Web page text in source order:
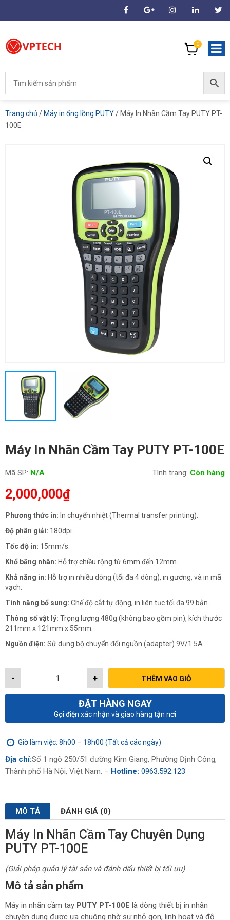
0
Trang chủ / Máy in ống lồng PUTY/ Máy In Nhãn Cầm Tay PUTY PT-
100E
Máy In Nhãn Cầm Tay PUTY PT-100E
Mã SP: N/A Tình trạng: Còn hàng
2,000,000₫
Phương thức in: In chuyển nhiệt (Thermal transfer printing).
Độ phân giải: 180dpi.
Tốc độ in: 15mm/s.
Khổ băng nhãn: Hỗ trợ chiều rộng từ 6mm đến 12mm.
Khả năng in: Hỗ trợ in nhiều dòng (tối đa 4 dòng), in gương, và in mã
vạch.
Tính năng bổ sung: Chế độ cắt tự động, in liên tục tối đa 99 bản.
Thông số vật lý: Trọng lượng 480g (không bao gồm pin), kích thước
211mm x 121mm x 55mm.
Nguồn điện: Sử dụng bộ chuyển đổi nguồn (adapter) 9V/1.5A.
+
- THÊM VÀO GIỎ
ĐẶT HÀNG NGAY
Gọi điện xác nhận và giao hàng tận nơi
Giờ làm việc: 8h00 – 18h00 (Tất cả các ngày)
Địa chỉ:Số 1 ngõ 250/51 đường Kim Giang, Phường Định Công,
Thành phố Hà Nội, Việt Nam. – Hotline: 0963.592.123
MÔ TẢ ĐÁNH GIÁ (0)
Máy In Nhãn Cầm Tay Chuyên Dụng
PUTY PT-100E
(Giải pháp quản lý tài sản và đánh dấu thiết bị tối ưu)
Mô tả sản phẩm
Máy in nhãn cầm tay PUTY PT-100E là dòng thiết bị in nhãn
chuyên dụng được ưa chuộng nhờ sự nhỏ gọn, linh hoạt và độ